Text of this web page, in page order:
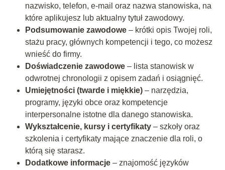
nazwisko, telefon, e‑mail oraz nazwa stanowiska, na
które aplikujesz lub aktualny tytuł zawodowy.
Podsumowanie zawodowe– krótki opis Twojej roli,
stażu pracy, głównych kompetencji i tego, co możesz
wnieść do firmy.
Doświadczenie zawodowe– lista stanowisk w
odwrotnej chronologii z opisem zadań i osiągnięć.
Umiejętności (twarde i miękkie)– narzędzia,
programy, języki obce oraz kompetencje
interpersonalne istotne dla danego stanowiska.
Wykształcenie, kursy i certyfikaty– szkoły oraz
szkolenia i certyfikaty mające znaczenie dla roli, o
którą się starasz.
Dodatkowe informacje– znajomość języków